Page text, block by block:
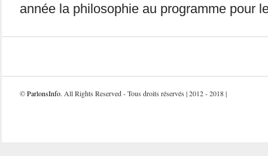
année la philosophie au programme pour
©ParlonsInfo. All Rights Reserved - Tous droits réservés | 2012 - 2018 |